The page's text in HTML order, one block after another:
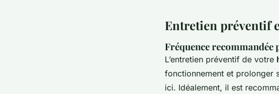
Entretien préventif
Fréquence recommandée
L’entretien préventif de votre
fonctionnement et prolonger
ici. Idéalement, il est